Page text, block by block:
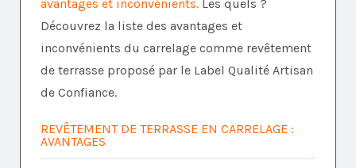
avantages et inconvénients. Les quels ?
Découvrez la liste des avantages et
inconvénients du carrelage comme revêtement
de terrasse proposé par le Label Qualité Artisan
de Confiance.
REVÊTEMENT DE TERRASSE EN CARRELAGE :
AVANTAGES